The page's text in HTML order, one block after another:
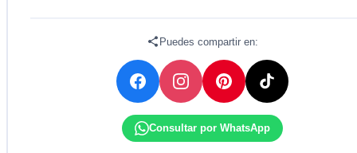
Puedes compartir en:
Consultar por WhatsApp